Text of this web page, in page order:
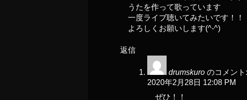
うたを作って歌っています
一度ライブ聴いてみたいです！！
よろしくお願いします(^-^)
返信
drumskuro のコメント:
2020年2月28日 12:08 PM
ぜひ！！